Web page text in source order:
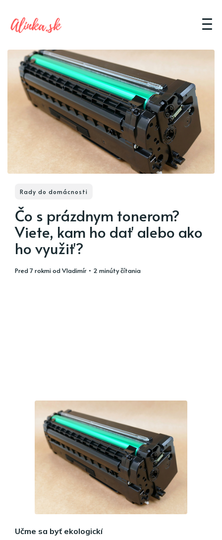
Rady do domácnosti
Čo s prázdnym tonerom?
Viete, kam ho dať alebo ako
ho využiť?
pred 7 rokmiodVladimír • 2 minúty čítania
Učme sa byť ekologickí